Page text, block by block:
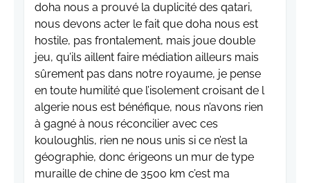
doha nous a prouvé la duplicité des qatari,
nous devons acter le fait que doha nous est
hostile, pas frontalement, mais joue double
jeu, qu’ils aillent faire médiation ailleurs mais
sûrement pas dans notre royaume, je pense
en toute humilité que l’isolement croisant de l
algerie nous est bénéfique, nous n’avons rien
à gagné à nous réconcilier avec ces
kouloughlis, rien ne nous unis si ce n’est la
géographie, donc érigeons un mur de type
muraille de chine de 3500 km c’est ma